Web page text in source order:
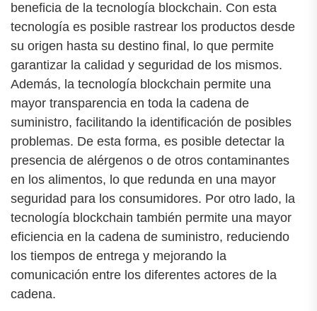
beneficia de la tecnología blockchain. Con esta
tecnología es posible rastrear los productos desde
su origen hasta su destino final, lo que permite
garantizar la calidad y seguridad de los mismos.
Además, la tecnología blockchain permite una
mayor transparencia en toda la cadena de
suministro, facilitando la identificación de posibles
problemas. De esta forma, es posible detectar la
presencia de alérgenos o de otros contaminantes
en los alimentos, lo que redunda en una mayor
seguridad para los consumidores. Por otro lado, la
tecnología blockchain también permite una mayor
eficiencia en la cadena de suministro, reduciendo
los tiempos de entrega y mejorando la
comunicación entre los diferentes actores de la
cadena.